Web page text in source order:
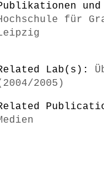
für
Lab(s):
2005)